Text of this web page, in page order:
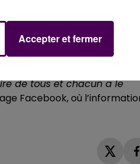
àCérans-Foulletourte
16h15 sur laD4àParennes
de la semaine sur les
de tous et chacun a le
Facebook, où
Accepter et fermer